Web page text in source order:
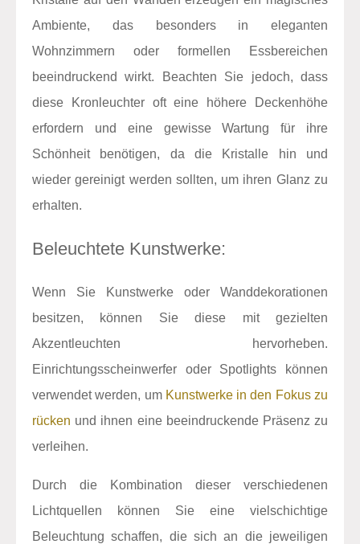
Ambiente, das besonders in eleganten
Wohnzimmern oder formellen Essbereichen
beeindruckend wirkt. Beachten Sie jedoch, dass
diese Kronleuchter oft eine höhere Deckenhöhe
erfordern und eine gewisse Wartung für ihre
Schönheit benötigen, da die Kristalle hin und
wieder gereinigt werden sollten, um ihren Glanz zu
erhalten.
Beleuchtete Kunstwerke:
Wenn Sie Kunstwerke oder Wanddekorationen
besitzen, können Sie diese mit gezielten
Akzentleuchten hervorheben.
Einrichtungsscheinwerfer oder Spotlights können
verwendet werden, um Kunstwerke in den Fokus zu
rücken und ihnen eine beeindruckende Präsenz zu
verleihen.
Durch die Kombination dieser verschiedenen
Lichtquellen können Sie eine vielschichtige
Beleuchtung schaffen, die sich an die jeweiligen